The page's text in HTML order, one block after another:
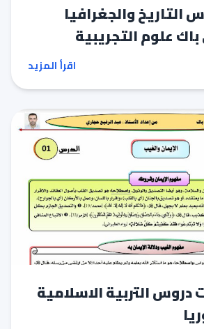
والجغرافيا
علوم التجريبية
اقرأ المزيد
التربية الاسلامية